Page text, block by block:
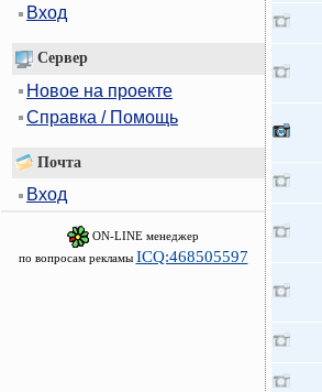
Вход
Сервер
Новое на проекте
Справка / Помощь
Почта
Вход
ON-LINE менеджер
по вопросам рекламы ICQ:468505597